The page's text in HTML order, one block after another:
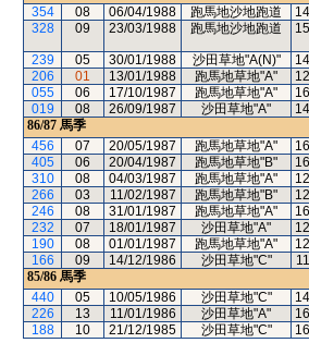
354
08 06/04/1988 跑馬地沙地跑道
328
09 23/03/1988 跑馬地沙地跑道
239 05 30/01/1988 沙田草地"A(N)"
206
01 13/01/1988 跑馬地草地"A"
055
06 17/10/1987 跑馬地草地"A"
019
08 26/09/1987 沙田草地"A"
86/87 馬季
456
07 20/05/1987 跑馬地草地"A"
405
06 20/04/1987 跑馬地草地"B"
310
08 04/03/1987 跑馬地草地"A"
266
03 11/02/1987 跑馬地草地"B"
246
08 31/01/1987 跑馬地草地"A"
232
07 18/01/1987 沙田草地"A"
190
08 01/01/1987 跑馬地草地"A"
166
09 14/12/1986 沙田草地"C"
85/86 馬季
440
05 10/05/1986 沙田草地"C"
226
13 11/01/1986 沙田草地"A"
188
10 21/12/1985 沙田草地"C"